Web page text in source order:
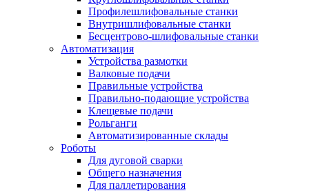
Профилешлифовальные станки
Внутришлифовальные станки
Бесцентрово-шлифовальные станки
Автоматизация
Устройства размотки
Валковые подачи
Правильные устройства
Правильно-подающие устройства
Клещевые подачи
Рольганги
Автоматизированные склады
Роботы
Для дуговой сварки
Общего назначения
Для паллетирования